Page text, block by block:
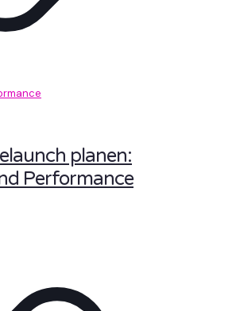
planen:
Performance